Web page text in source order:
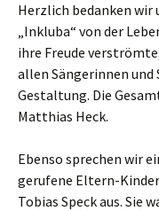
Herzlich bedanken wir
„Inkluba“ von der
ihre Freude
allen Sängerinnen und
Gestaltung. Die
Matthias Heck.
Ebenso sprechen wir
gerufene Eltern-
Tobias Speck aus. Sie